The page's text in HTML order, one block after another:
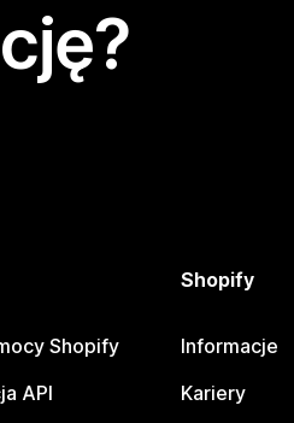
Shopify
API
Shopify
Informacje
Kariery